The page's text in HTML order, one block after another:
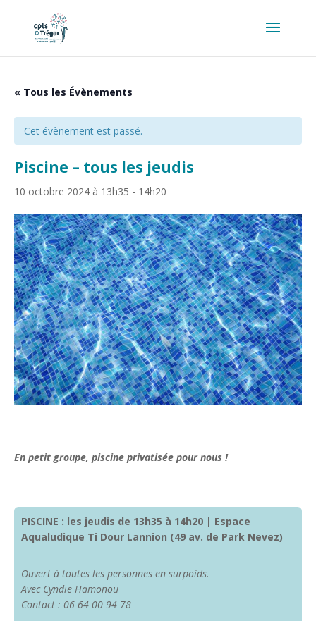
« Tous les Évènements
Cet évènement est passé.
Piscine – tous les jeudis
10 octobre 2024 à 13h35 - 14h20
En petit groupe, piscine privatisée pour nous !
PISCINE : les jeudis de 13h35 à 14h20 | Espace
Aqualudique Ti Dour Lannion (49 av. de Park Nevez)
Ouvert à toutes les personnes en surpoids.
Avec Cyndie Hamonou
Contact : 06 64 00 94 78